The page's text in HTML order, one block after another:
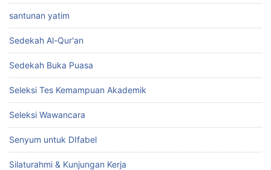
santunan yatim
Sedekah Al-Qur'an
Sedekah Buka Puasa
Seleksi Tes Kemampuan Akademik
Seleksi Wawancara
Senyum untuk DIfabel
Silaturahmi & Kunjungan Kerja